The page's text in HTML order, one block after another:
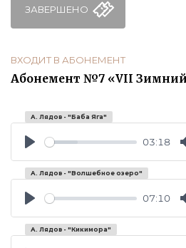
ЗАВЕРШЕНО
ВХОДИТ В АБОНЕМЕНТ
Абонемент №7 «VII
03:18
А. Лядов - "Баба Яга"
07:10
А. Лядов - "Волшебное озеро"
А. Лядов - "Кикимора"